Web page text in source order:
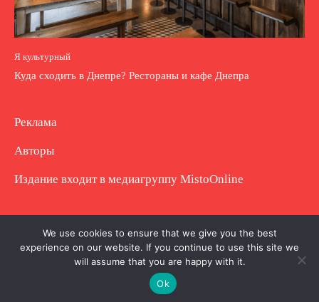
Я культурный
Куда сходить в Днепре? Рестораны и кафе Днепра
Реклама
Авторы
Издание входит в медиагруппу MistoOnline
Copyright © Полное использование материала
запрещено. Частично разрешено с гиперссылкой.
We use cookies to ensure that we give you the best
experience on our website. If you continue to use this site we
will assume that you are happy with it.
Ok